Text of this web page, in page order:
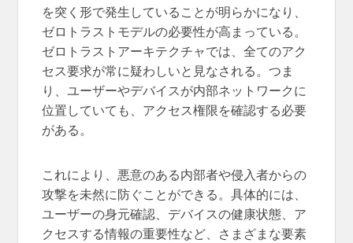
を突く形で発生していることが明らかになり、
ゼロトラストモデルの必要性が高まっている。
ゼロトラストアーキテクチャでは、全てのアク
セス要求が常に疑わしいと見なされる。つま
り、ユーザーやデバイスが内部ネットワークに
位置していても、アクセス権限を確認する必要
がある。
これにより、悪意のある内部者や侵入者からの
攻撃を未然に防ぐことができる。具体的には、
ユーザーの身元確認、デバイスの健康状態、ア
クセスする情報の重要性など、さまざまな要素